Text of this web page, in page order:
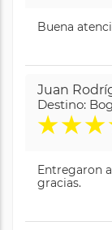
Buena
Juan
Destino:
★★★
Entregaron
gracias.